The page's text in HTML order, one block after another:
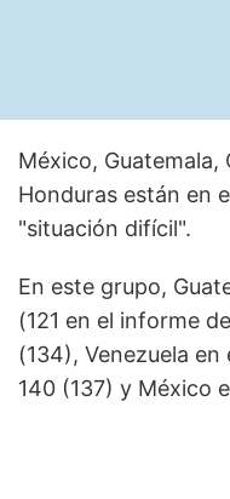
México, Guatemala,
Honduras están en
"situación difícil".
En este grupo,
(121 en el informe
(134), Venezuela en
140 (137) y México